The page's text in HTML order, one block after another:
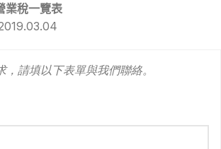
業稅一覽表
請填以下表單與我們聯絡。